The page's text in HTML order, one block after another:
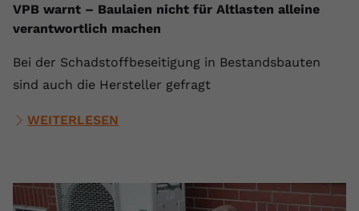
VPB warnt – Baulaien nicht für Altlasten alleine
verantwortlich machen
Bei der Schadstoffbeseitigung in Bestandsbauten
sind auch die Hersteller gefragt
WEITERLESEN